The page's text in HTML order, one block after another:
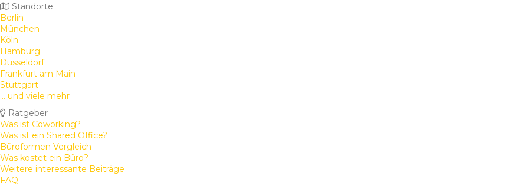
Standorte
Berlin
München
Köln
Hamburg
Düsseldorf
Frankfurt am Main
Stuttgart
... und viele mehr
Ratgeber
Was ist Coworking?
Was ist ein Shared Office?
Büroformen Vergleich
Was kostet ein Büro?
Weitere interessante Beiträge
FAQ